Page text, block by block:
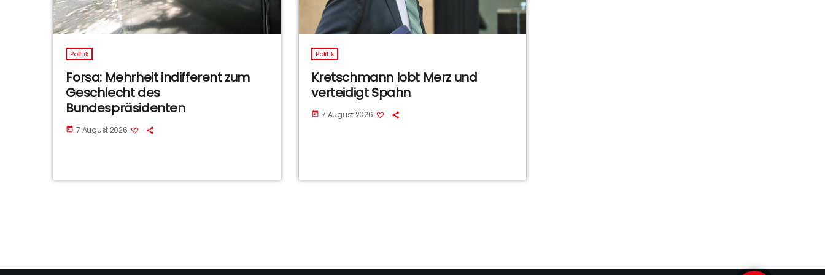
Politik
Forsa: Mehrheit indifferent zum
Geschlecht des
Bundespräsidenten
today 7 August 2026
Politik
Kretschmann lobt Merz und
verteidigt Spahn
today 7 August 2026